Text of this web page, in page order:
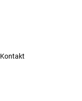
Kontakt